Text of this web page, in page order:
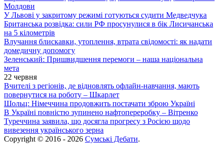
Молдови
У Львові у закритому режимі готуються судити Медведчука
Британська розвідка: сили РФ просунулися в бік Лисичанська
на 5 кілометрів
Влучання блискавки, утоплення, втрата свідомості: як надати
домедичну допомогу
Зеленський: Пришвидшення перемоги – наша національна
мета
22 червня
Вчителі з регіонів, де відновлять офлайн-навчання, мають
повернутися на роботу – Шкарлет
Шольц: Німеччина продовжить постачати зброю Україні
В Україні повністю зупинено нафтопереробку – Вітренко
Туреччина заявила, що досягла прогресу з Росією щодо
вивезення українського зерна
Copyright © 2016 - 2026 Сумські Дебати.